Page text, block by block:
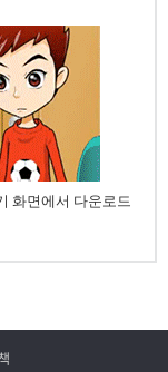
화면에서 다운로드